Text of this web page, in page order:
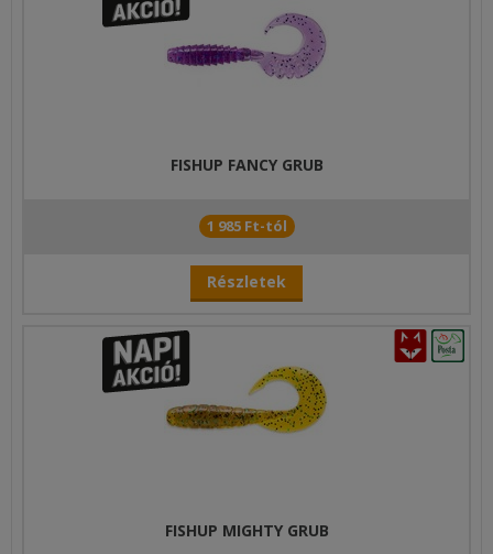
FISHUP FANCY GRUB
1 985 Ft-tól
Részletek
FISHUP MIGHTY GRUB